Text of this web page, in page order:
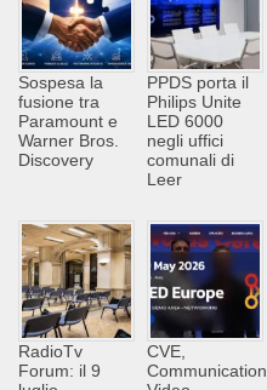
Sospesa la
fusione tra
Paramount e
Warner Bros.
Discovery
PPDS porta il
Philips Unite
LED 6000
negli uffici
comunali di
Leer
RadioTv
Forum: il 9
CVE,
Communication